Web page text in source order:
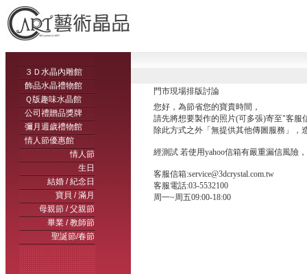
３Ｄ水晶內雕館
飾品水晶禮物館
Ｑ版趣味水晶館
公司禮贈品獎牌
彌月週歲禮物館
情人節優惠館
情人節
生日
結婚 / 紀念日
寶貝 / 滿月
母親節 / 父親節
畢業 / 教師節
聖誕節/春節
門市現場排版討論
您好，為節省您的寶貴時間，
請先將想要製作的照片(可多張)寄至"客服
除此方式之外「無提供其他傳圖服務」，
經測試 若使用yahoo信箱有嚴重漏信風險
客服信箱:service@3dcrystal.com.tw
客服電話:03-5532100
周一~周五09:00-18:00